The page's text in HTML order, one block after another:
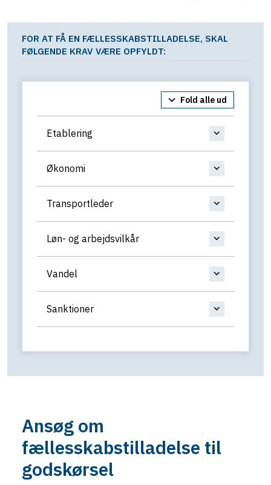
FOR AT FÅ EN FÆLLESSKABSTILLADELSE, SKAL
FØLGENDE KRAV VÆRE OPFYLDT:
Fold alle ud
Etablering
Økonomi
Transportleder
Løn- og arbejdsvilkår
Vandel
Sanktioner
Ansøg om
fællesskabstilladelse til
godskørsel